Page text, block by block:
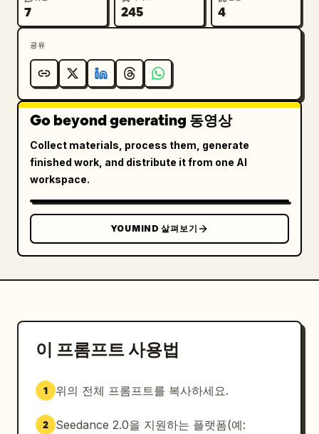
7 245 4
공유
Go beyond generating 동영상
Collect materials, process them, generate
finished work, and distribute it from one AI
workspace.
YOUMIND 살펴보기
이 프롬프트 사용법
1 위의 전체 프롬프트를 복사하세요.
2
Seedance 2.0을 지원하는 플랫폼(예: